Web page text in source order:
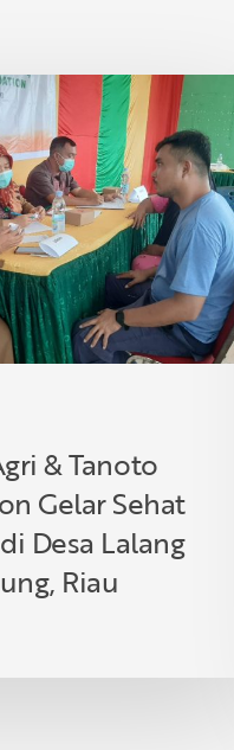
& Tanoto
Gelar Sehat
Desa Lalang
Riau